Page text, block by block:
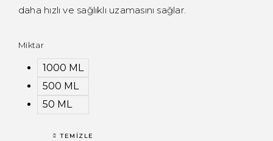
daha hızlı ve sağlıklı uzamasını sağlar.
Miktar
1000 ML
500 ML
50 ML
TEMIZLE